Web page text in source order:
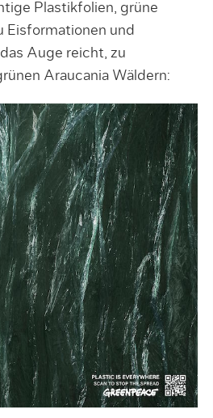
Plastikfolien, grüne
Eisformationen und
Auge reicht, zu
Araucania Wäldern: